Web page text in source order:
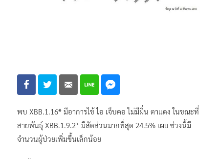
พบ XBB.1.16* มีอาการไข้ ไอ เจ็บคอ ไม่มีผื่น ตาแดง ในขณะที่
สายพันธุ์ XBB.1.9.2* มีสัดส่วนมากที่สุด 24.5% เผย ช่วงนี้มี
จำนวนผู้ป่วยเพิ่มขึ้นเล็กน้อย